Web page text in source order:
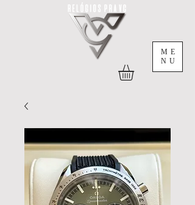
ME
NU